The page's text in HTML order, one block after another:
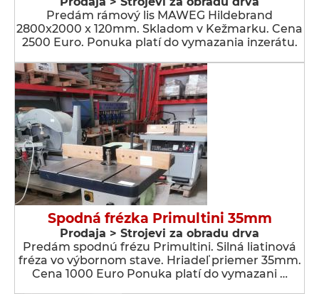
Predám rámový lis MAWEG Hildebrand
2800x2000 x 120mm. Skladom v Kežmarku. Cena
2500 Euro. Ponuka platí do vymazania inzerátu.
Spodná frézka Primultini 35mm
Prodaja > Strojevi za obradu drva
Predám spodnú frézu Primultini. Silná liatinová
fréza vo výbornom stave. Hriadeľ priemer 35mm.
Cena 1000 Euro Ponuka platí do vymazani …